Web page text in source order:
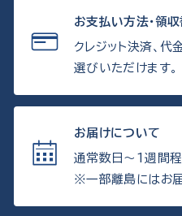
お支払い方法・領収
クレジット決済、代
選びいただけます。
お届けについて
通常数日〜1週間程
※一部離島にはお届